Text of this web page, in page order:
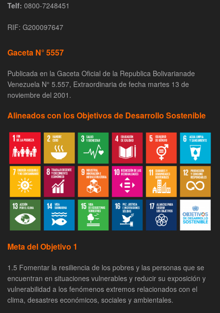
Telf: 0800-7248451
RIF: G200097647
Gaceta N° 5557
Publicada en la Gaceta Oficial de la Republica Bolivarianade
Venezuela N° 5.557, Extraordinaria de fecha martes 13 de
noviembre del 2001.
Alineados con los Objetivos de Desarrollo Sostenible
Meta del Objetivo 1
1.5 Fomentar la resiliencia de los pobres y las personas que se
encuentran en situaciones vulnerables y reducir su exposición y
vulnerabilidad a los fenómenos extremos relacionados con el
clima, desastres económicos, sociales y ambientales.